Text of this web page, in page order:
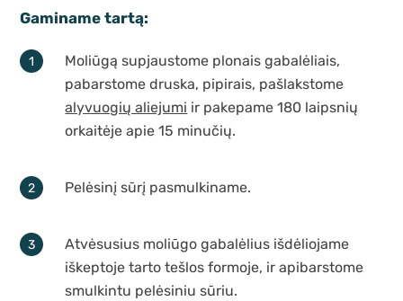
Gaminame tartą:
Moliūgą supjaustome plonais gabalėliais,
pabarstome druska, pipirais, pašlakstome
alyvuogių aliejumi ir pakepame 180 laipsnių
orkaitėje apie 15 minučių.
Pelėsinį sūrį pasmulkiname.
Atvėsusius moliūgo gabalėlius išdėliojame
iškeptoje tarto tešlos formoje, ir apibarstome
smulkintu pelėsiniu sūriu.